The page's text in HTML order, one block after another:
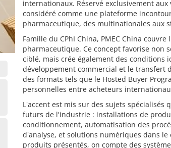
internationaux. Réservé exclusivement
considéré comme une plateforme
pharmaceutique, des multinationales aux
Famille du CPhI China, PMEC China
pharmaceutique. Ce concept favorise non
ciblé, mais crée également des conditions
développement commercial et le transfert
des formats tels que le Hosted Buyer
personnelles entre acheteurs
L'accent est mis sur des sujets spécialisés
futurs de l'industrie : installations de
conditionnement, automatisation des
d'analyse, et solutions numériques dans le
produits présentés, on compte des